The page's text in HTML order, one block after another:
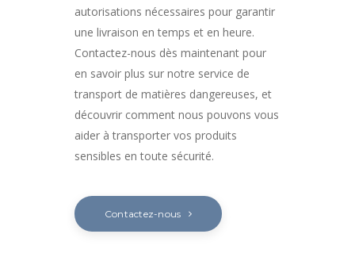
autorisations nécessaires pour garantir
une livraison en temps et en heure.
Contactez-nous dès maintenant pour
en savoir plus sur notre service de
transport de matières dangereuses, et
découvrir comment nous pouvons vous
aider à transporter vos produits
sensibles en toute sécurité.
Contactez-nous